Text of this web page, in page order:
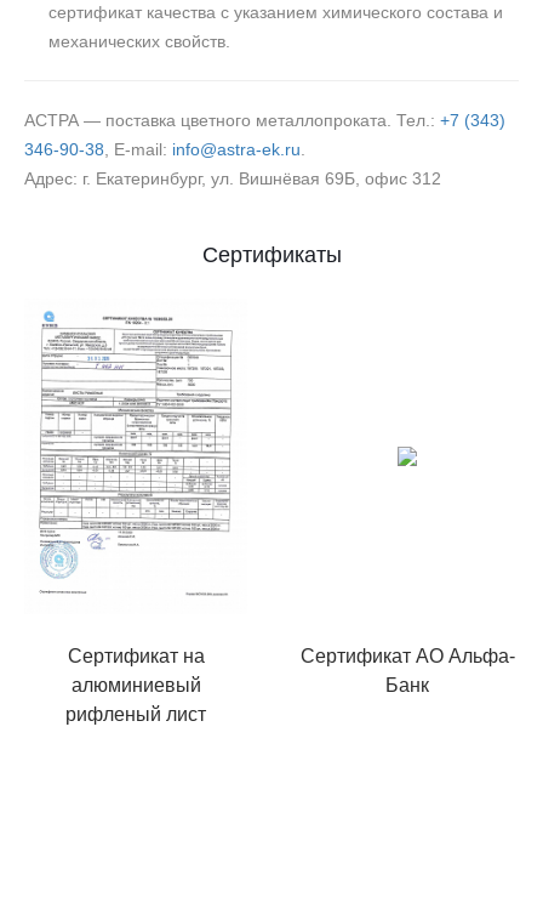
сертификат качества с указанием химического состава и
механических свойств.
АСТРА — поставка цветного металлопроката. Тел.: +7 (343)
346-90-38 , E‑mail: info@astra-ek.ru
Адрес: г. Екатеринбург, ул. Вишнёвая 69Б, офис 312
Сертификаты
Сертификат на
алюминиевый
рифленый лист
Сертификат АО Альфа-
Банк